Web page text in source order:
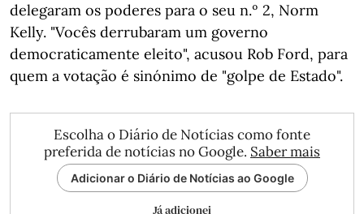
delegaram os poderes para o seu n.º 2, Norm
Kelly. "Vocês derrubaram um governo
democraticamente eleito", acusou Rob Ford, para
quem a votação é sinónimo de "golpe de Estado".
Escolha o Diário de Notícias como fonte
preferida de notícias no Google. Saber mais
Adicionar o Diário de Notícias ao Google
Já adicionei